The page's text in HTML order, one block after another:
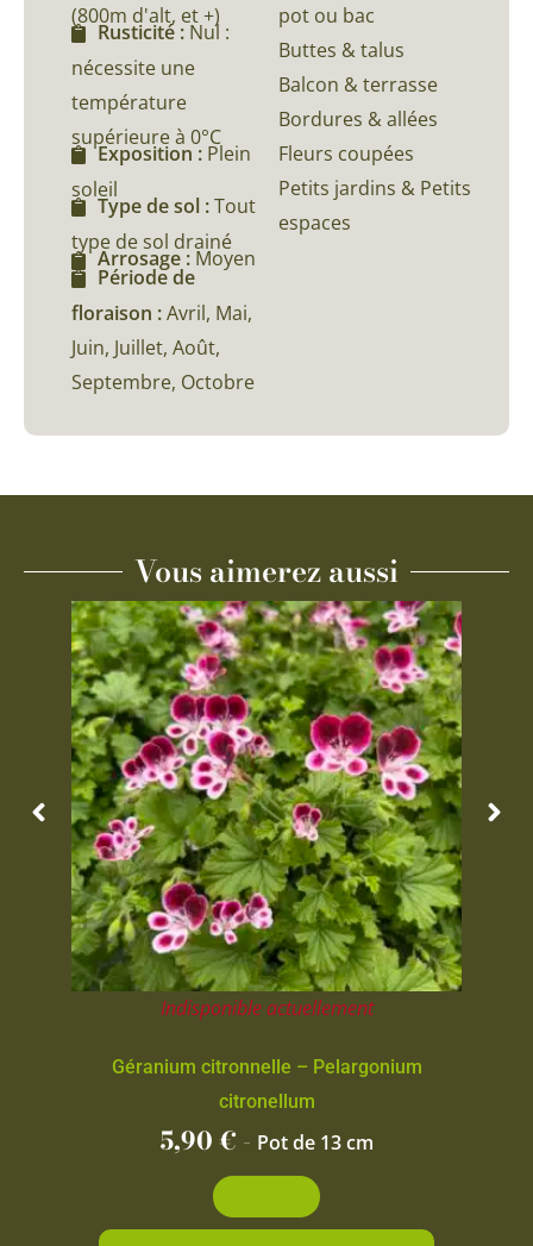
(800m d'alt, et +)
Rusticité : Nul :
nécessite une
température
supérieure à 0°C
Exposition : Plein
soleil
Type de sol :Tout
type de sol drainé
Arrosage : Moyen
Période de
floraison :Avril, Mai,
Juin, Juillet, Août,
Septembre, Octobre
pot ou bac
Buttes & talus
Balcon & terrasse
Bordures & allées
Fleurs coupées
Petits jardins & Petits
espaces
Vous aimerez aussi
Indisponible actuellement
Géranium citronnelle – Pelargonium
citronellum
5,90€ - Pot de 13 cm